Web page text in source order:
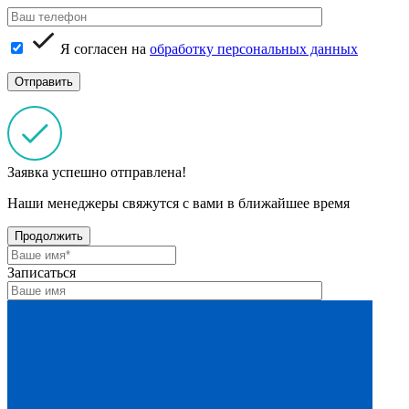
Я согласен на обработку персональных данных
Заявка успешно отправлена!
Наши менеджеры свяжутся с вами в ближайшее время
Продолжить
Записаться